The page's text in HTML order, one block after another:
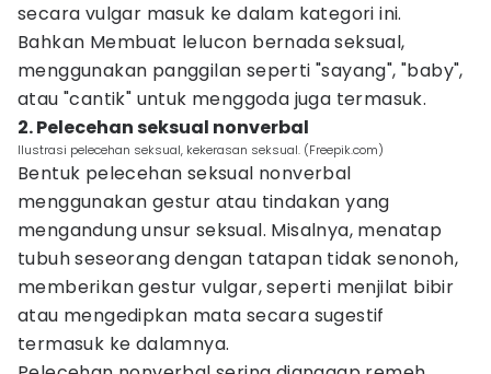
secara vulgar masuk ke dalam kategori ini.
Bahkan Membuat lelucon bernada seksual,
menggunakan panggilan seperti "sayang", "baby",
atau "cantik" untuk menggoda juga termasuk.
2. Pelecehan seksual nonverbal
Ilustrasi pelecehan seksual, kekerasan seksual. (Freepik.com)
Bentuk pelecehan seksual nonverbal
menggunakan gestur atau tindakan yang
mengandung unsur seksual. Misalnya, menatap
tubuh seseorang dengan tatapan tidak senonoh,
memberikan gestur vulgar, seperti menjilat bibir
atau mengedipkan mata secara sugestif
termasuk ke dalamnya.